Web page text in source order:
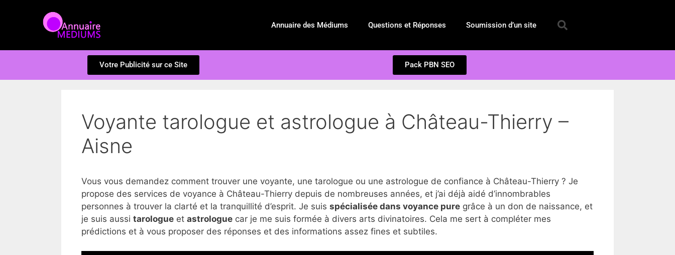
Annuaire des Médiums Questions et Réponses Soumission d’un site
Votre Publicité sur ce Site Pack PBN SEO
Voyante tarologue et astrologue à Château-Thierry –
Aisne
Vous vous demandez comment trouver une voyante, une tarologue ou une astrologue de confiance à Château-Thierry ? Je
propose des services de voyance à Château-Thierry depuis de nombreuses années, et j’ai déjà aidé d’innombrables
personnes à trouver la clarté et la tranquillité d’esprit. Je suis spécialisée dans voyance pure grâce à un don de naissance, et
je suis aussi tarologue et astrologue car je me suis formée à divers arts divinatoires. Cela me sert à compléter mes
prédictions et à vous proposer des réponses et des informations assez fines et subtiles.